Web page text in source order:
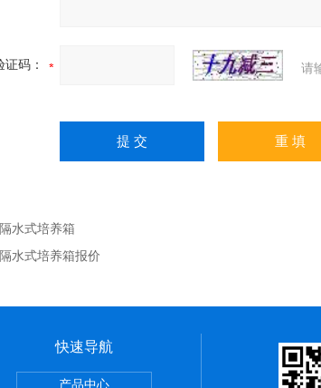
证码： 请
隔水式培养箱
隔水式培养箱报价
快速导航
产品中心